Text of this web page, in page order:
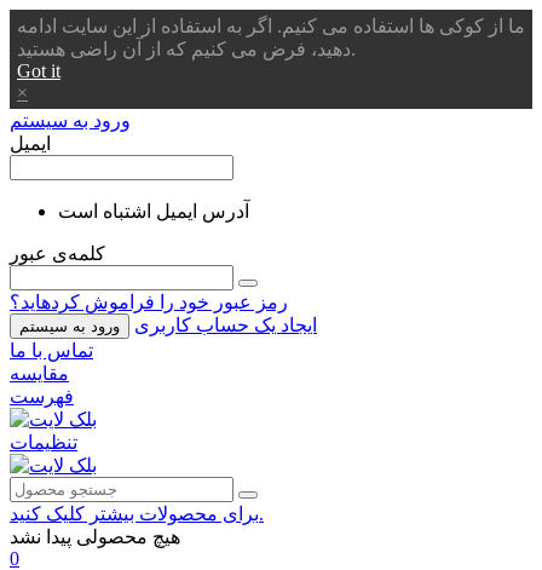
ما از کوکی ها استفاده می کنیم. اگر به استفاده از این سایت ادامه
دهید، فرض می کنیم که از آن راضی هستید.
Got it
×
ورود به سیستم
ایمیل
آدرس ایمیل اشتباه است
کلمه‌ی عبور
رمز عبور خود را فراموش کردهاید؟
ورود به سیستم
ایجاد یک حساب کاربری
تماس با ما
مقایسه
فهرست
تنظیمات
برای محصولات بیشتر کلیک کنید.
هیچ محصولی پیدا نشد
0